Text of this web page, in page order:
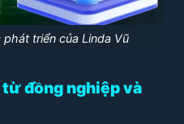
triển của Linda Vũ
đồng nghiệp và